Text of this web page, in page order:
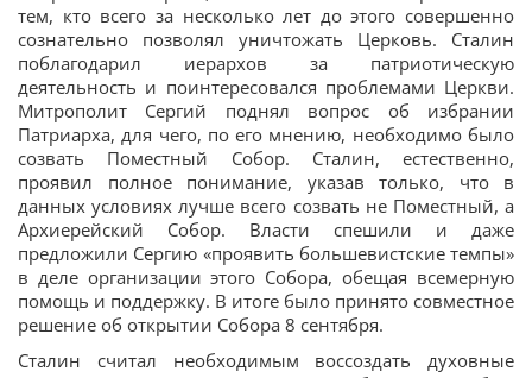
тем, кто всего за несколько лет до этого совершенно
сознательно позволял уничтожать Церковь. Сталин
поблагодарил иерархов за патриотическую
деятельность и поинтересовался проблемами Церкви.
Митрополит Сергий поднял вопрос об избрании
Патриарха, для чего, по его мнению, необходимо было
созвать Поместный Собор. Сталин, естественно,
проявил полное понимание, указав только, что в
данных условиях лучше всего созвать не Поместный, а
Архиерейский Собор. Власти спешили и даже
предложили Сергию «проявить большевистские темпы»
в деле организации этого Собора, обещая всемерную
помощь и поддержку. В итоге было принято совместное
решение об открытии Собора 8 сентября.
Сталин считал необходимым воссоздать духовные